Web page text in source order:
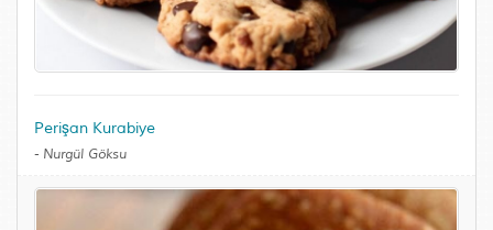
Perişan Kurabiye
- Nurgül Göksu